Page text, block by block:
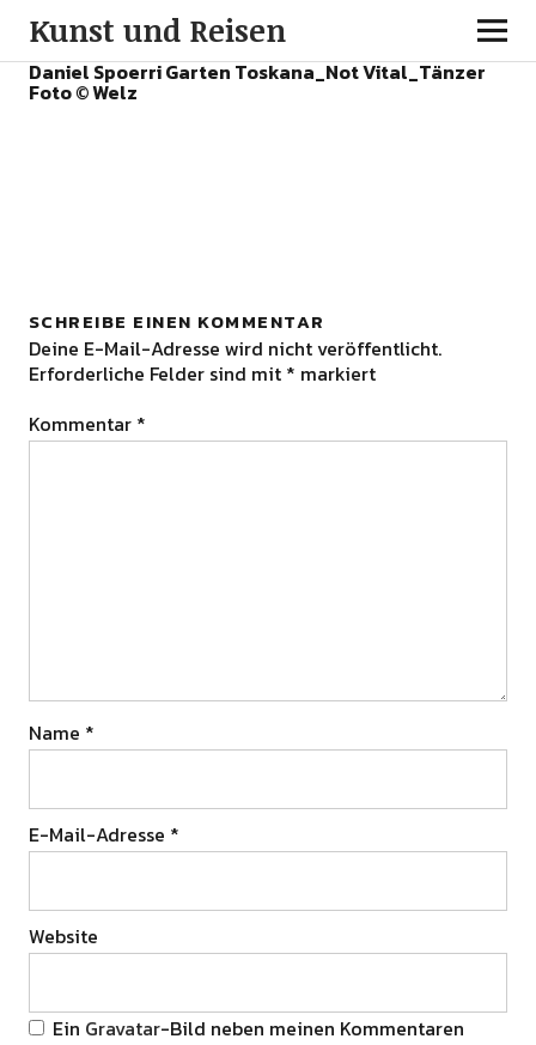
Kunst und Reisen
Daniel Spoerri Garten Toskana_Not Vital_Tänzer
Foto © Welz
SCHREIBE EINEN KOMMENTAR
Deine E-Mail-Adresse wird nicht veröffentlicht.
Erforderliche Felder sind mit * markiert
Kommentar *
Name *
E-Mail-Adresse *
Website
Ein Gravatar-Bild neben meinen Kommentaren